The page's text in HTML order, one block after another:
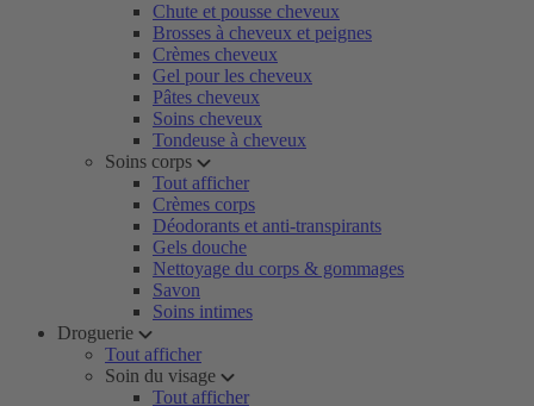
Chute et pousse cheveux
Brosses à cheveux et peignes
Crèmes cheveux
Gel pour les cheveux
Pâtes cheveux
Soins cheveux
Tondeuse à cheveux
Soins corps
Tout afficher
Crèmes corps
Déodorants et anti-transpirants
Gels douche
Nettoyage du corps & gommages
Savon
Soins intimes
Droguerie
Tout afficher
Soin du visage
Tout afficher